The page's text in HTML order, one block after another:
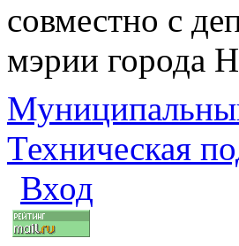
совместно с
мэрии города
Техническая
Вход